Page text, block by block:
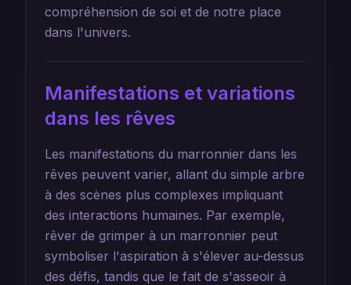
compréhension de soi et de notre place
dans l'univers.
Manifestations et variations
dans les rêves
Les manifestations du marronnier dans les
rêves peuvent varier, allant du simple arbre
à des scènes plus complexes impliquant
des interactions humaines. Par exemple,
rêver de grimper à un marronnier peut
symboliser l'aspiration à s'élever au-dessus
des défis, tandis que le fait de s'asseoir à